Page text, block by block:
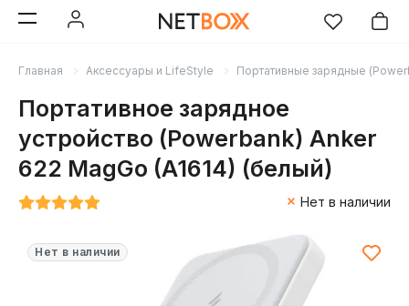
Главная Аксессуары и LifeStyle Портативные зарядные
Портативное зарядное
устройство (Powerbank) Anker
622 MagGo (A1614) (белый)
Нет в наличии
Нет в наличии